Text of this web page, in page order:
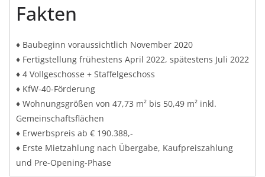
Fakten
♦ Baubeginn voraussichtlich November 2020
♦ Fertigstellung frühestens April 2022, spätestens Juli 2022
♦ 4 Vollgeschosse + Staffelgeschoss
♦ KfW-40-Förderung
♦ Wohnungsgrößen von 47,73 m² bis 50,49 m² inkl.
Gemeinschaftsflächen
♦ Erwerbspreis ab € 190.388,-
♦ Erste Mietzahlung nach Übergabe, Kaufpreiszahlung
und Pre-Opening-Phase